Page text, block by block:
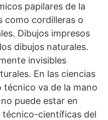
papilares de la
como cordilleras o
Dibujos impresos
dibujos naturales.
invisibles
En las ciencias
va de la mano
puede estar en
científicas del